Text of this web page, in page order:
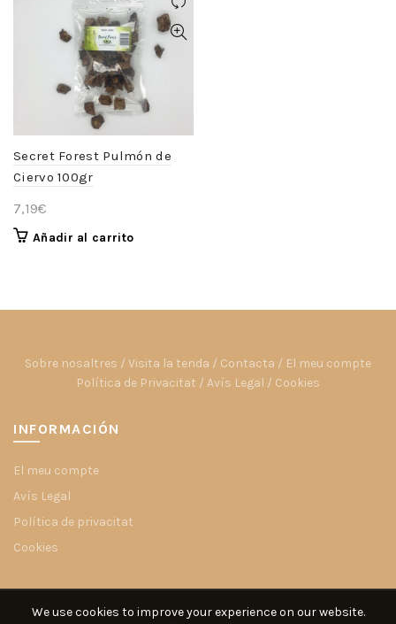
Secret Forest Pulmón de
Ciervo 100gr
7,19€
Añadir al carrito
Sobre nosaltres / Visita la tenda / Contacta / El meu compte
Política de Privacitat / Avís Legal / Cookies
INFORMACIÓN
El meu compte
Avís Legal
Política de privacitat
Cookies
We use cookies to improve your experience on our website.